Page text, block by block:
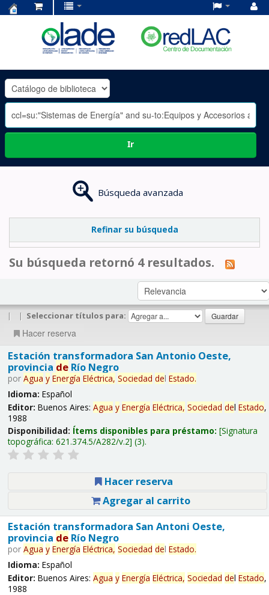
OLADE
-
Ir
Búsqueda avanzada
Refinar su búsqueda
Su búsqueda retornó 4 resultados.
| | Seleccionar títulos para:
Hacer reserva
Estación transformadora San Antonio Oeste,
provincia deRío Negro
por Agua y Energía Eléctrica, Sociedad del Estado.
Idioma: Español
Editor: Buenos Aires: Agua y Energía Eléctrica, Sociedad del Estado,
1988
Disponibilidad: Ítems disponibles para préstamo: Signatura
topográfica: 621.374.5/A282/v.2 (3).
Hacer reserva
Agregar al carrito
Estación transformadora San Antoni Oeste,
provincia deRío Negro
por Agua y Energía Eléctrica, Sociedad del Estado.
Idioma: Español
Editor: Buenos Aires: Agua y Energía Eléctrica, Sociedad del Estado,
1988